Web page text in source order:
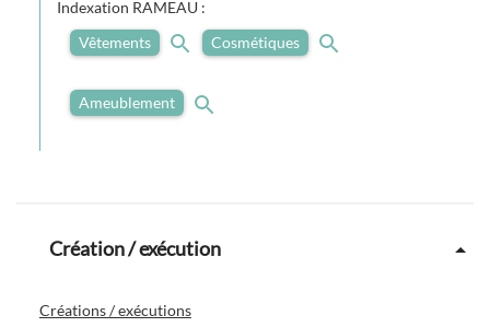
Indexation RAMEAU :
Vêtements
Cosmétiques
Ameublement
Création / exécution
Créations / exécutions